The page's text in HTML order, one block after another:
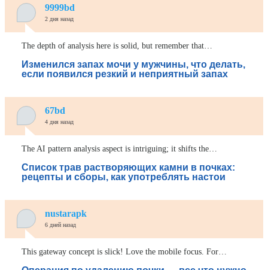
9999bd
2 дня назад
The depth of analysis here is solid, but remember that…
Изменился запах мочи у мужчины, что делать,
если появился резкий и неприятный запах
67bd
4 дня назад
The AI pattern analysis aspect is intriguing; it shifts the…
Список трав растворяющих камни в почках:
рецепты и сборы, как употреблять настои
nustarapk
6 дней назад
This gateway concept is slick! Love the mobile focus. For…